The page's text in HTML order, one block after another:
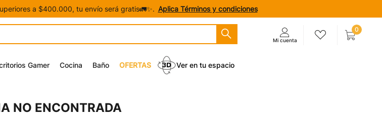
a $400.000, tu envío será gratis🚛✨. Aplica Términos y condiciones
0
Gamer Cocina Baño OFERTAS Ver en tu espacio
NO ENCONTRADA